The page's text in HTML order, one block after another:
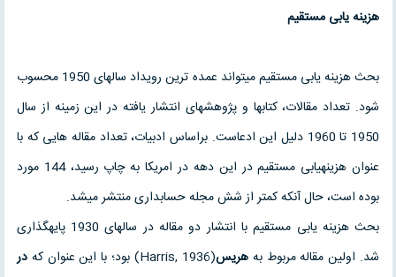
هزینه ‏یابی مستقیم
بحث هزینه ‏یابی مستقیم می‏تواند عمده ‏ترین رویداد سالهای 1950 محسوب
شود. تعداد مقالات، کتابها و پژوهشهای انتشار یافته در این زمینه از سال
1950 تا 1960 دلیل این ادعاست. براساس ادبیات، تعداد مقاله‏ هایی که با
عنوان هزینه‏یابی مستقیم در این دهه در امریکا به چاپ رسید، 144 مورد
بوده است، حال آنکه کمتر از شش مجله حسابداری منتشر می‏شد.
بحث هزینه‏ یابی مستقیم با انتشار دو مقاله در سالهای 1930 پایه‏گذاری
شد. اولین مقاله مربوط بههریس(Harris, 1936) بود؛ با این عنوان که
در